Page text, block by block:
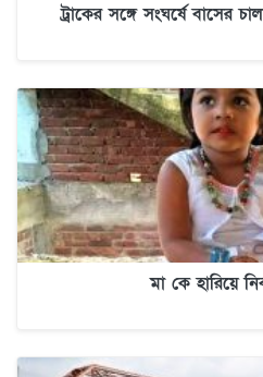
ট্রাকের সঙ্গে সংঘর্ষে বাসের
মা কে হারিয়ে